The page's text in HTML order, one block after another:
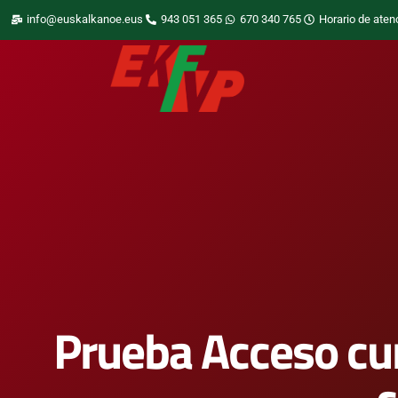
info@euskalkanoe.eus 943 051 365 670 340 765 Horario de
Prueba Acceso